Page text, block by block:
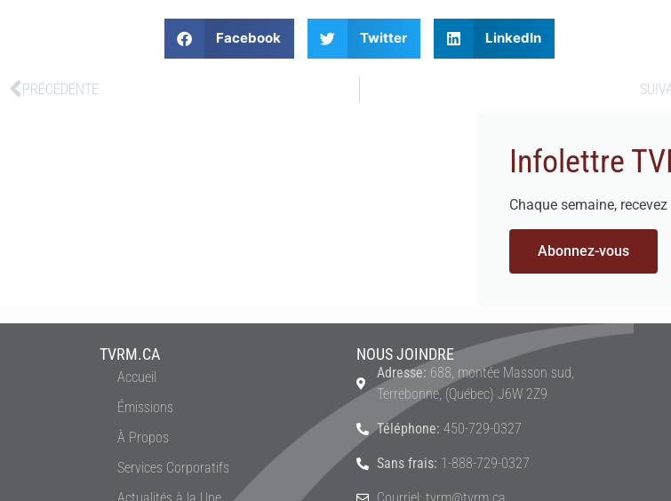
Facebook Twitter LinkedIn
PRÉCÉDENTE
Infolettre
Chaque semaine,
Abonnez-vous
TVRM.CA
Accueil
Émissions
À Propos
Services Corporatifs
NOUS JOINDRE
Adresse: 688, montée Masson sud,
Terrebonne, (Québec) J6W 2Z9
Téléphone: 450-729-0327
Sans frais: 1-888-729-0327